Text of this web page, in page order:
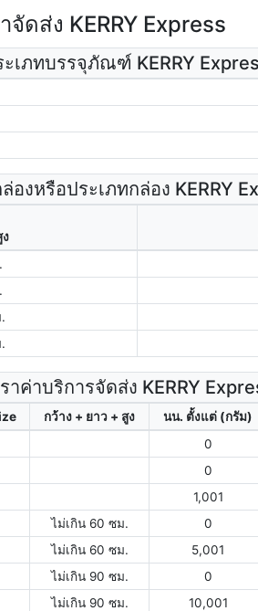
จัดส่ง KERRY Express
ะเภทบรรจุภัณฑ์ KERRY
องหรือประเภทกล่อง KERRY
าค่าบริการจัดส่ง KERRY
กว้าง + ยาว + สูง นน. ตั้งแต่ (กรัม)
0
0
1,001
ไม่เกิน 60 ซม. 0
ไม่เกิน 60 ซม. 5,001
ไม่เกิน 90 ซม. 0
ไม่เกิน 90 ซม. 10,001